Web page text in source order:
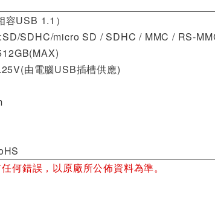
USB 1.1）
SDHC/micro SD / SDHC / MMC / RS-
由電腦USB插槽供應)
何錯誤，以原廠所公佈資料為準。